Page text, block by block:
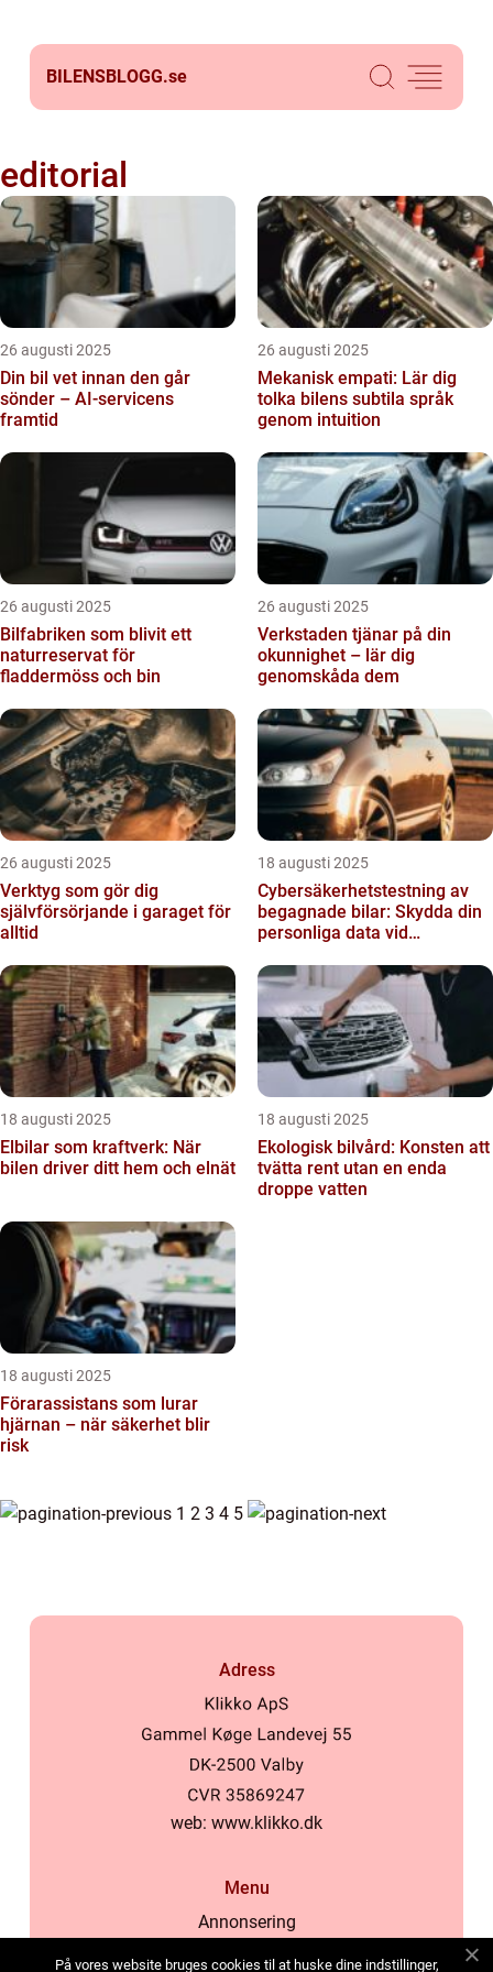
BILENSBLOGG.se
editorial
26 augusti 2025
Din bil vet innan den går
sönder – AI-servicens
framtid
26 augusti 2025
Mekanisk empati: Lär dig
tolka bilens subtila språk
genom intuition
26 augusti 2025
Bilfabriken som blivit ett
naturreservat för
fladdermöss och bin
26 augusti 2025
Verkstaden tjänar på din
okunnighet – lär dig
genomskåda dem
26 augusti 2025
Verktyg som gör dig
självförsörjande i garaget för
alltid
18 augusti 2025
Cybersäkerhetstestning av
begagnade bilar: Skydda din
personliga data vid
18 augusti 2025
Elbilar som kraftverk: När
bilen driver ditt hem och elnät
18 augusti 2025
Ekologisk bilvård: Konsten att
tvätta rent utan en enda
droppe vatten
18 augusti 2025
Förarassistans som lurar
hjärnan – när säkerhet blir
risk
1 2 3 4 5
Adress
web: www.klikko.dk
Menu
Annonsering
På vores website bruges cookies til at huske dine indstillinger,